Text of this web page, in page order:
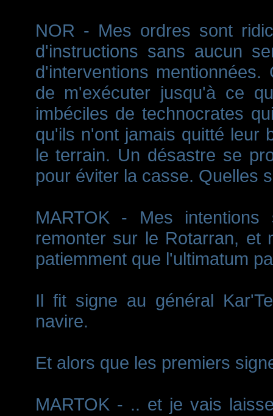
NOR - Mes ordres sont
d'instructions sans aucun
d'interventions
de m'exécuter jusqu'à ce
imbéciles de technocrates
qu'ils n'ont jamais quitté leur
le terrain. Un désastre se
pour éviter la casse. Quelles
MARTOK - Mes
remonter sur le Rotarran, et
patiemment que l'ultimatum
Il fit signe au général
navire.
Et alors que les premiers
MARTOK - .. et je vais